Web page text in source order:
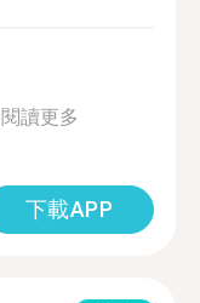
閱讀更多
下載APP